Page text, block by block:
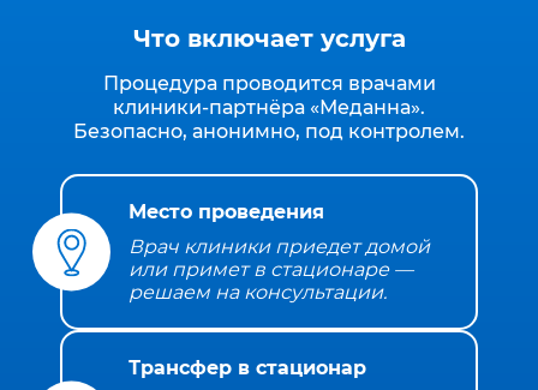
Что включает услуга
Процедура проводится врачами
клиники‑партнёра «Меданна».
Безопасно, анонимно, под контролем.
Место проведения
Врач клиники приедет домой
или примет в стационаре —
решаем на консультации.
Трансфер в стационар